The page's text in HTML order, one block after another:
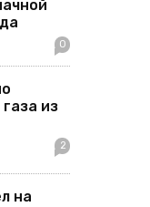
0
из
2
на